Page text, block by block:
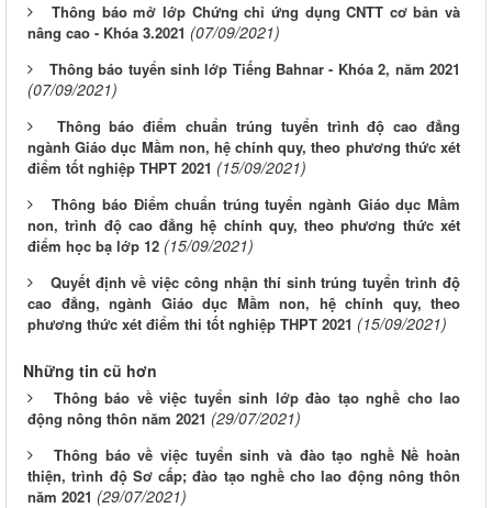
Thông báo mở lớp Chứng chỉ ứng dụng CNTT cơ bản và
nâng cao - Khóa 3.2021 (07/09/2021)
Thông báo tuyển sinh lớp Tiếng Bahnar - Khóa 2, năm 2021
(07/09/2021)
Thông báo điểm chuẩn trúng tuyển trình độ cao đẳng
ngành Giáo dục Mầm non, hệ chính quy, theo phương thức xét
điểm tốt nghiệp THPT 2021 (15/09/2021)
Thông báo Điểm chuẩn trúng tuyển ngành Giáo dục Mầm
non, trình độ cao đẳng hệ chính quy, theo phương thức xét
điểm học bạ lớp 12 (15/09/2021)
Quyết định về việc công nhận thí sinh trúng tuyển trình độ
cao đẳng, ngành Giáo dục Mầm non, hệ chính quy, theo
phương thức xét điểm thi tốt nghiệp THPT 2021 (15/09/2021)
Những tin cũ hơn
Thông báo về việc tuyển sinh lớp đào tạo nghề cho lao
động nông thôn năm 2021 (29/07/2021)
Thông báo về việc tuyển sinh và đào tạo nghề Nề hoàn
thiện, trình độ Sơ cấp; đào tạo nghề cho lao động nông thôn
năm 2021 (29/07/2021)